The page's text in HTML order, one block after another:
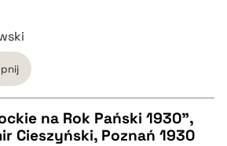
na Rok Pański 1930",
Cieszyński, Poznań 1930